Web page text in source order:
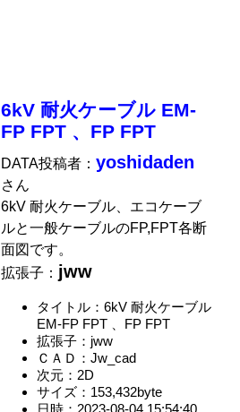
6kV 耐火ケーブル EM-
FP FPT 、FP FPT
DATA投稿者：yoshidaden
さん
6kV 耐火ケーブル、エコケーブ
ルと一般ケーブルのFP,FPT各断
面図です。
拡張子： jww
タイトル：6kV 耐火ケーブル
EM-FP FPT 、FP FPT
拡張子：jww
ＣＡＤ：Jw_cad
次元：2D
サイズ：153,432byte
日時：2023-08-04 15:54:40